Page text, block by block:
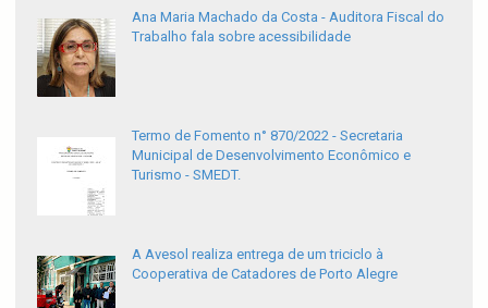
Ana Maria Machado da Costa - Auditora Fiscal do
Trabalho fala sobre acessibilidade
Termo de Fomento n° 870/2022 - Secretaria
Municipal de Desenvolvimento Econômico e
Turismo - SMEDT.
A Avesol realiza entrega de um triciclo à
Cooperativa de Catadores de Porto Alegre